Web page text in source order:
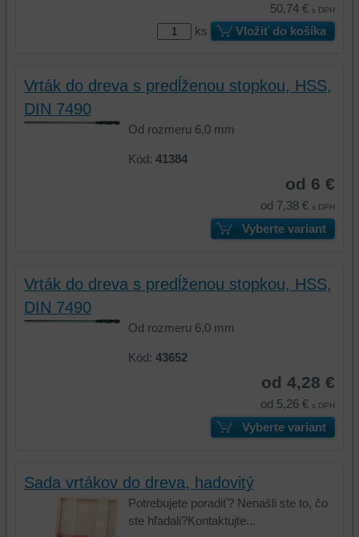
50,74 € s DPH
ks Vložiť do košíka
Vrták do dreva s predĺženou stopkou, HSS,
DIN 7490
Od rozmeru 6,0 mm
Kód: 41384
od 6 €
od 7,38 € s DPH
Vyberte variant
Vrták do dreva s predĺženou stopkou, HSS,
DIN 7490
Od rozmeru 6,0 mm
Kód: 43652
od 4,28 €
od 5,26 € s DPH
Vyberte variant
Sada vrtákov do dreva, hadovitý
Potrebujete poradiť? Nenašli ste to, čo
ste hľadali?Kontaktujte...